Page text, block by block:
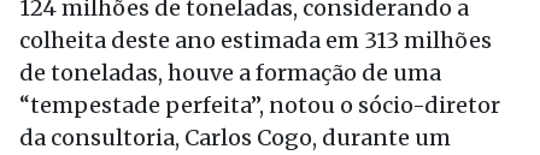
124 milhões de toneladas, considerando a
colheita deste ano estimada em 313 milhões
de toneladas, houve a formação de uma
“tempestade perfeita”, notou o sócio-diretor
da consultoria, Carlos Cogo, durante um